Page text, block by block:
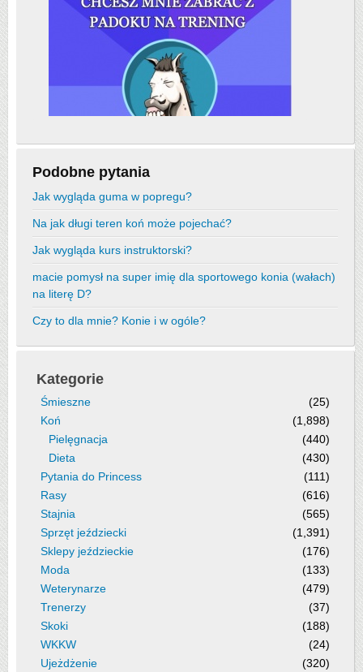
Podobne pytania
Jak wygląda guma w popregu?
Na jak długi teren koń może pojechać?
Jak wygląda kurs instruktorski?
macie pomysł na super imię dla sportowego konia (wałach)
na literę D?
Czy to dla mnie? Konie i w ogóle?
Kategorie
Śmieszne
(25)
Koń
(1,898)
Pielęgnacja
(440)
Dieta
(430)
Pytania do Princess
(111)
Rasy
(616)
Stajnia
(565)
Sprzęt jeździecki
(1,391)
Sklepy jeździeckie
(176)
Moda
(133)
Weterynarze
(479)
Trenerzy
(37)
Skoki
(188)
WKKW
(24)
Ujeżdżenie
(320)